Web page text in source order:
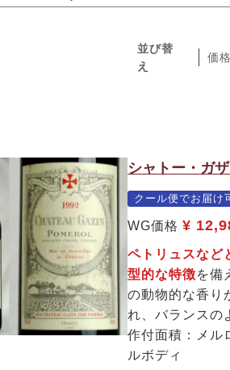
並び替
え
価
シャトー・ガ
クール便でお届け
WG価格 ¥
ペトリュスな
型的な特徴を備
の動物的な香り
れ、バランスの
作付面積：メル
ルボディ